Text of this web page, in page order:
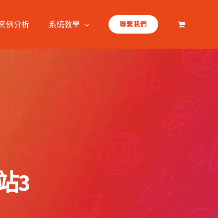
例分析 系統教學 聯繫我們
3